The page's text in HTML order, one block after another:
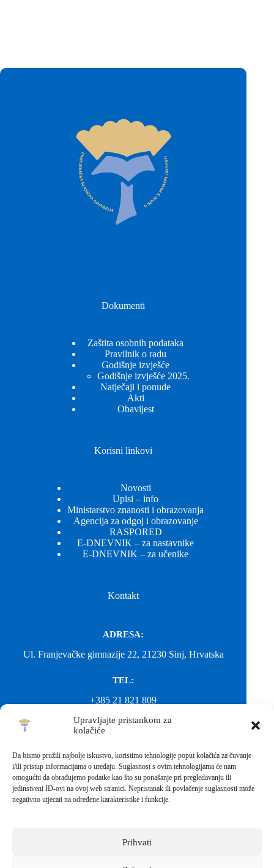
Upravljajte pristankom za
kolačiće
Da bismo pružili najbolje iskustvo, koristimo tehnologije poput kolačića za čuvanje
i/ili pristup informacijama o uređaju. Suglasnost s ovim tehnologijama će nam
omogućiti da obrađujemo podatke kao što su ponašanje pri pregledavanju ili
jedinstveni ID-ovi na ovoj web stranici. Nepristanak ili povlačenje suglasnosti može
negativno utjecati na određene karakteristike i funkcije.
Prihvati
Dokumenti
Zaštita osobnih podataka
Pravilnik o radu
Godišnje izvješće
Godišnje izvješće 2025.
Natječaji i ponude
Akti
Obavijest
Korisni linkovi
Novosti
Upisi – info
Ministarstvo znanosti i obrazovanja
Agencija za odgoj i obrazovanje
RASPORED
E-DNEVNIK – za nastavnike
E-DNEVNIK – za učenike
Kontakt
ADRESA:
Ul. Franjevačke gimnazije 22, 21230 Sinj, Hrvatska
TEL:
+385 21 821 809
EMAIL:
EMAIL:
fkgsinj@gmail.com
Svako neovlašteno preuzimanje fotografija i sadržaja s ove web
Sva prava pridržana © 2026 - FRANJEVAČKA KLASIČNA